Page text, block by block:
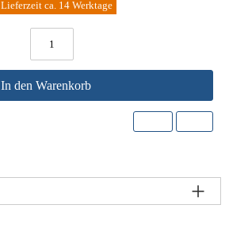
Lieferzeit ca. 14 Werktage
In den Warenkorb